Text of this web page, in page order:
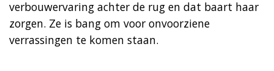
verbouwervaring achter de rug en dat baart haar
zorgen. Ze is bang om voor onvoorziene
verrassingen te komen staan.